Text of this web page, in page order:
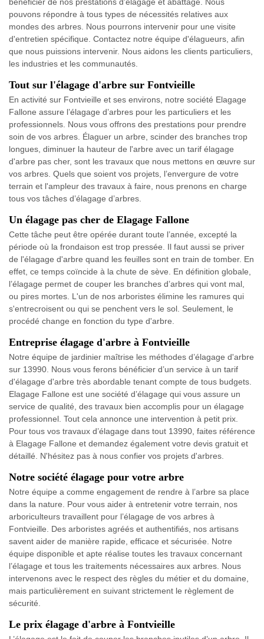
pouvons répondre à tous types de nécessités relatives aux
mondes des arbres. Nous pourrons intervenir pour une visite
d'entretien spécifique. Contactez notre équipe d'élagueurs, afin
que nous puissions intervenir. Nous aidons les clients particuliers,
les industries et les communautés.
Tout sur l'élagage d'arbre sur Fontvieille
En activité sur Fontvieille et ses environs, notre société Elagage
Fallone assure l’élagage d’arbres pour les particuliers et les
professionnels. Nous vous offrons des prestations pour prendre
soin de vos arbres. Élaguer un arbre, scinder des branches trop
longues, diminuer la hauteur de l'arbre avec un tarif élagage
d'arbre pas cher, sont les travaux que nous mettons en œuvre sur
vos arbres. Quels que soient vos projets, l’envergure de votre
terrain et l'ampleur des travaux à faire, nous prenons en charge
tous vos tâches d’élagage d’arbres.
Un élagage pas cher de Elagage Fallone
Cette tâche peut être opérée durant toute l’année, excepté la
période où la frondaison est trop pressée. Il faut aussi se priver
de l'élagage d'arbre quand les feuilles sont en train de tomber. En
effet, ce temps coïncide à la chute de sève. En définition globale,
l’élagage permet de couper les branches d’arbres qui vont mal,
ou pires mortes. L'un de nos arboristes élimine les ramures qui
s'entrecroisent ou qui se penchent vers le sol. Seulement, le
procédé change en fonction du type d'arbre.
Entreprise élagage d'arbre à Fontvieille
Notre équipe de jardinier maîtrise les méthodes d’élagage d'arbre
sur 13990. Nous vous ferons bénéficier d’un service à un tarif
d'élagage d'arbre très abordable tenant compte de tous budgets.
Elagage Fallone est une société d’élagage qui vous assure un
service de qualité, des travaux bien accomplis pour un élagage
professionnel. Tout cela annonce une intervention à petit prix.
Pour tous vos travaux d’élagage dans tout 13990, faites référence
à Elagage Fallone et demandez également votre devis gratuit et
détaillé. N'hésitez pas à nous confier vos projets d'arbres.
Notre société élagage pour votre arbre
Notre équipe a comme engagement de rendre à l’arbre sa place
dans la nature. Pour vous aider à entretenir votre terrain, nos
arboriculteurs travaillent pour l’élagage de vos arbres à
Fontvieille. Des arboristes agréés et authentifiés, nos artisans
savent aider de manière rapide, efficace et sécurisée. Notre
équipe disponible et apte réalise toutes les travaux concernant
l’élagage et tous les traitements nécessaires aux arbres. Nous
intervenons avec le respect des règles du métier et du domaine,
mais particulièrement en suivant strictement le règlement de
sécurité.
Le prix élagage d'arbre à Fontvieille